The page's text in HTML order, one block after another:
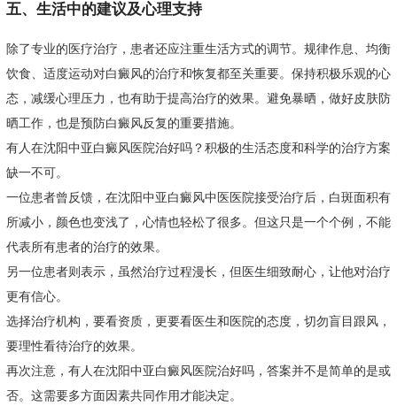
五、生活中的建议及心理支持
除了专业的医疗治疗，患者还应注重生活方式的调节。规律作息、均衡
饮食、适度运动对白癜风的治疗和恢复都至关重要。保持积极乐观的心
态，减缓心理压力，也有助于提高治疗的效果。避免暴晒，做好皮肤防
晒工作，也是预防白癜风反复的重要措施。
有人在沈阳中亚白癜风医院治好吗？积极的生活态度和科学的治疗方案
缺一不可。
一位患者曾反馈，在沈阳中亚白癜风中医医院接受治疗后，白斑面积有
所减小，颜色也变浅了，心情也轻松了很多。但这只是一个个例，不能
代表所有患者的治疗的效果。
另一位患者则表示，虽然治疗过程漫长，但医生细致耐心，让他对治疗
更有信心。
选择治疗机构，要看资质，更要看医生和医院的态度，切勿盲目跟风，
要理性看待治疗的效果。
再次注意，有人在沈阳中亚白癜风医院治好吗，答案并不是简单的是或
否。这需要多方面因素共同作用才能决定。